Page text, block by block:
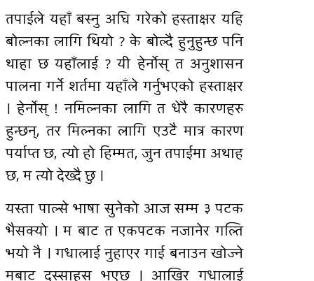
तपाईले यहाँ बस्नु अघि गरेको हस्ताक्षर यहि
बोल्नका लागि थियो ? के बोल्दै हुनुहुन्छ पनि
थाहा छ यहाँलाई ? यी हेर्नाेस् त अनुशासन
पालना गर्ने शर्तमा यहाँले गर्नुभएको हस्ताक्षर
। हेर्नाेस् ! नमिल्नका लागि त धेरै कारणहरु
हुन्छन्, तर मिल्नका लागि एउटै मात्र कारण
पर्याप्त छ, त्यो हो हिम्मत, जुन तपाईमा अथाह
छ, म त्यो देख्दै छु ।
यस्ता पाल्से भाषा सुनेको आज सम्म ३ पटक
भैसक्यो । म बाट त एकपटक नजानेर गल्ति
भयो नै । गधालाई नुहाएर गाई बनाउन खोज्ने